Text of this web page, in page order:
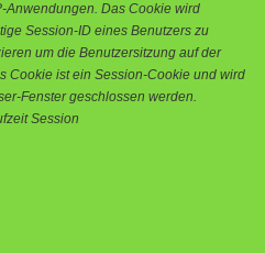
Anwendungen. Das Cookie wird
Session-ID eines Benutzers zu
um die Benutzersitzung auf der
Cookie ist ein Session-Cookie und wird
Fenster geschlossen werden.
Session